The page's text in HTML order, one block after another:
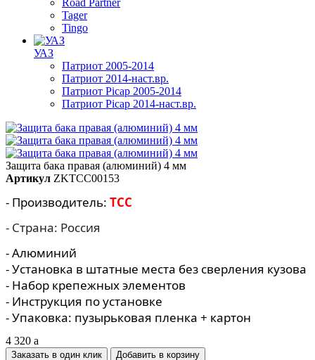
Tager
Tingo
УАЗ
Патриот 2005-2014
Патриот 2014-наст.вр.
Патриот Picap 2005-2014
Патриот Picap 2014-наст.вр.
Защита бака правая (алюминий) 4 мм
Артикул ZKTCC00153
- Производитель: TCC
- Страна: Россия
- Алюминий
- Установка в штатные места без сверления кузова
- Набор крепежных элементов
- Инструкция по установке
- Упаковка: пузырьковая пленка + картон
4 320 a
Заказать в один клик